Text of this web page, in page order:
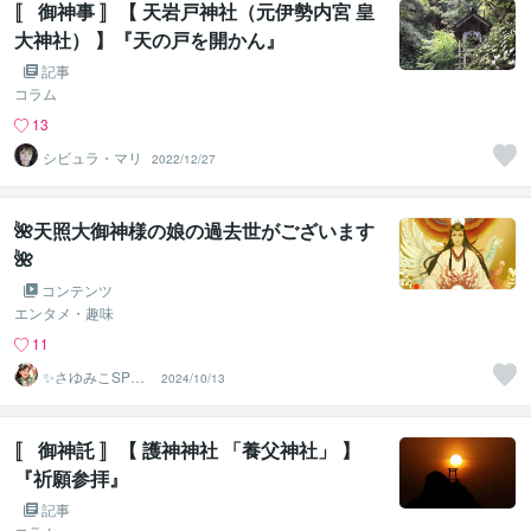
〚 御神事 〛【 天岩戸神社（元伊勢内宮 皇
大神社） 】『天の戸を開かん』
記事
コラム
13
シビュラ・マリ
2022/12/27
🌺天照大御神様の娘の過去世がございます
🌺
コンテンツ
エンタメ・趣味
11
✨さゆみこSP鑑
定士✨朱音（し
ゅおん）✨
2024/10/13
〚 御神託 〛【 護神神社 「養父神社」 】
『祈願参拝』
記事